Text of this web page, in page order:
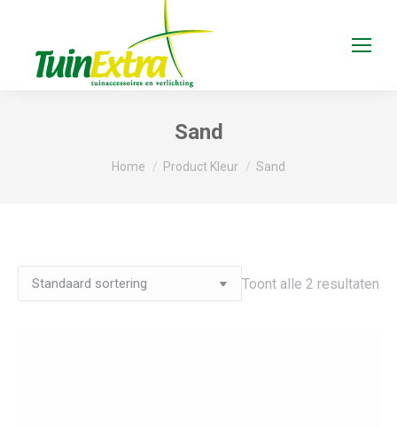
Sand
Je bent hier:
Home Product Kleur Sand
Toont alle 2 resultaten